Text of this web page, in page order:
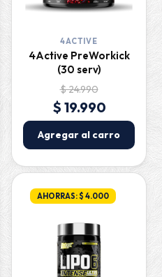
4ACTIVE
4Active PreWorkick
(30 serv)
$ 24.990
$ 19.990
Agregar al carro
AHORRAS: $ 4.000